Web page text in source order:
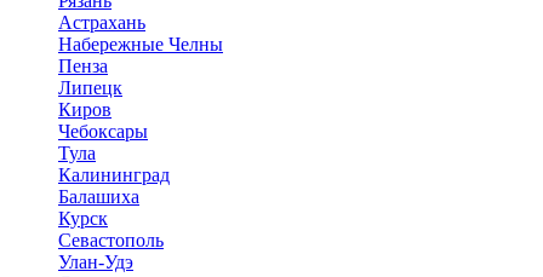
Астрахань
Набережные Челны
Пенза
Липецк
Киров
Чебоксары
Тула
Калининград
Балашиха
Курск
Севастополь
Улан-Удэ